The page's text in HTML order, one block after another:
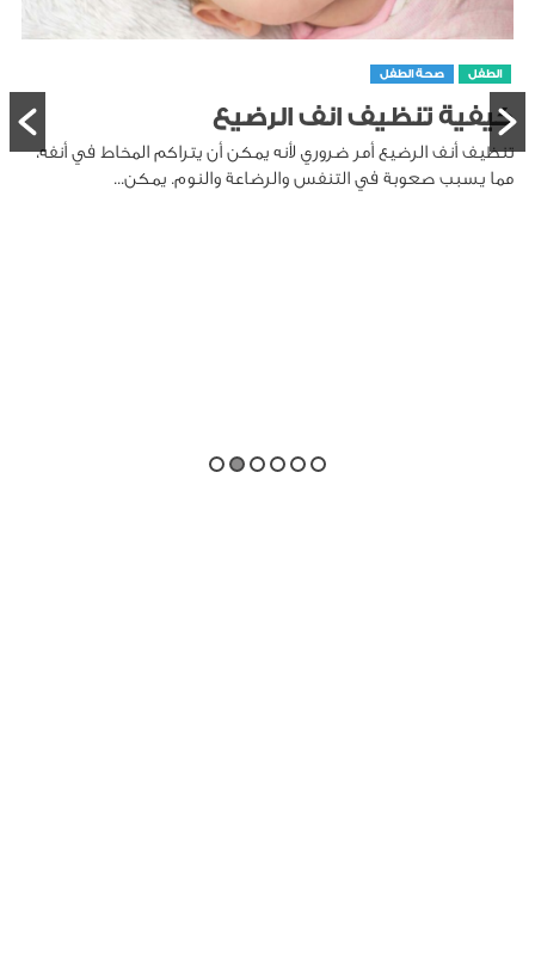
الطفل صحة الطفل
كيفية تنظيف انف الرضيع
تنظيف أنف الرضيع أمر ضروري لأنه يمكن أن يتراكم المخاط في أنفه،
مما يسبب صعوبة في التنفس والرضاعة والنوم. يمكن...